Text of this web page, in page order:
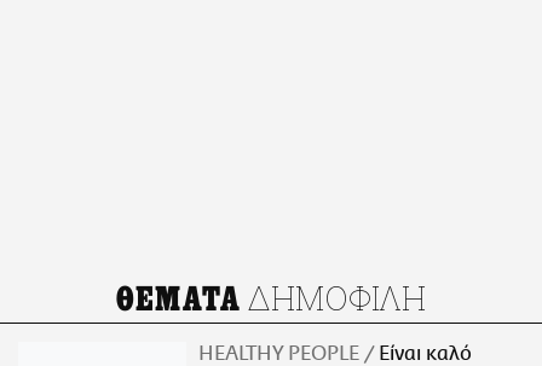
ΘΕΜΑΤΑ ΔΗΜΟΦΙΛΗ
HEALTHY PEOPLE
Είναι καλό